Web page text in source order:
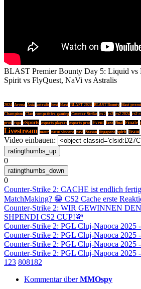
BLAST Premier Bounty Day 5: Liquid vs
Spirit vs FlyQuest, NaVi vs Astralis
2024 Arena Asia astralis best blast BLAST 2024 BLAST Bounty blast
Champions Clan competitive gaming Counter Strike cs 2 cs2 cs2 2024 cs2
pros csgo eSports esports players esports pros Event faze final Finale
Livestream mouz natus vincere navi Season singapore spirit Team
Video einbauen:
0
0
Counter-Strike 2: CACHE ist endlich
MatchMaking? 😁 CS2 Cache erste
Counter-Strike 2: WIR GEWINNEN
SHPENDI CS2 CUP!💸
Counter-Strike 2: PGL Cluj-Napoca 2025
Counter-Strike 2: PGL Cluj-Napoca 2025
Counter-Strike 2: PGL Cluj-Napoca 2025
Counter-Strike 2: PGL Cluj-Napoca 2025
1 23 808182
Kommentar überMMOspy